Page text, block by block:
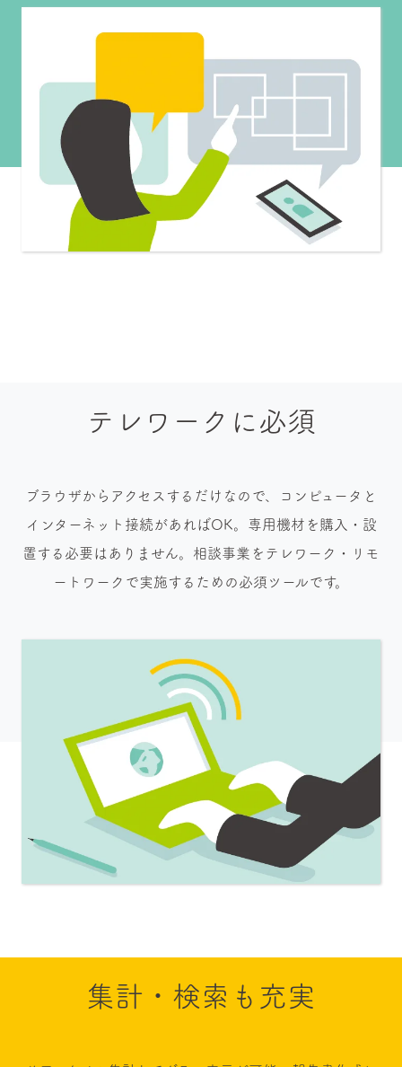
テレワークに必須
ブラウザからアクセスするだけなので、コンピュータと
インターネット接続があればOK。専用機材を購入・設
置する必要はありません。相談事業をテレワーク・リモ
ートワークで実施するための必須ツールです。
集計・検索も充実